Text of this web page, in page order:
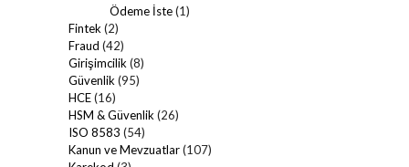
Ödeme İste(1)
Fintek(2)
Fraud (42)
Girişimcilik(8)
Güvenlik(95)
HCE(16)
HSM & Güvenlik(26)
ISO 8583 (54)
Kanun ve Mevzuatlar(107)